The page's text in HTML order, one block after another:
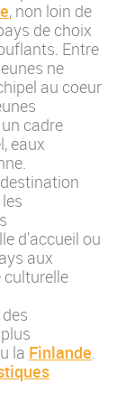
, non loin de
de choix
Entre
ne
au coeur
cadre
eaux
d'accueil ou
aux
culturelle
la Finlande